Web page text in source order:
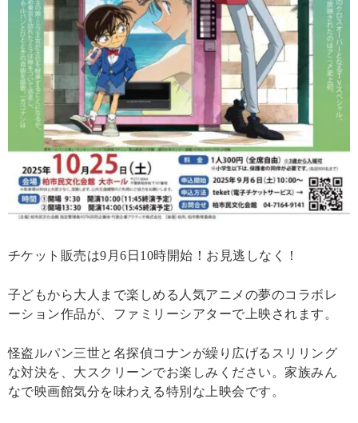
チケット販売は9月6日10時開始！お見逃しなく！
子どもから大人まで楽しめる人気アニメの夢のコラボレ
ーション作品が、ファミリーシアターで上映されます。
怪盗ルパン三世と名探偵コナンが繰り広げるスリリング
な対決を、大スクリーンでお楽しみください。家族みん
なで映画館気分を味わえる特別な上映会です。